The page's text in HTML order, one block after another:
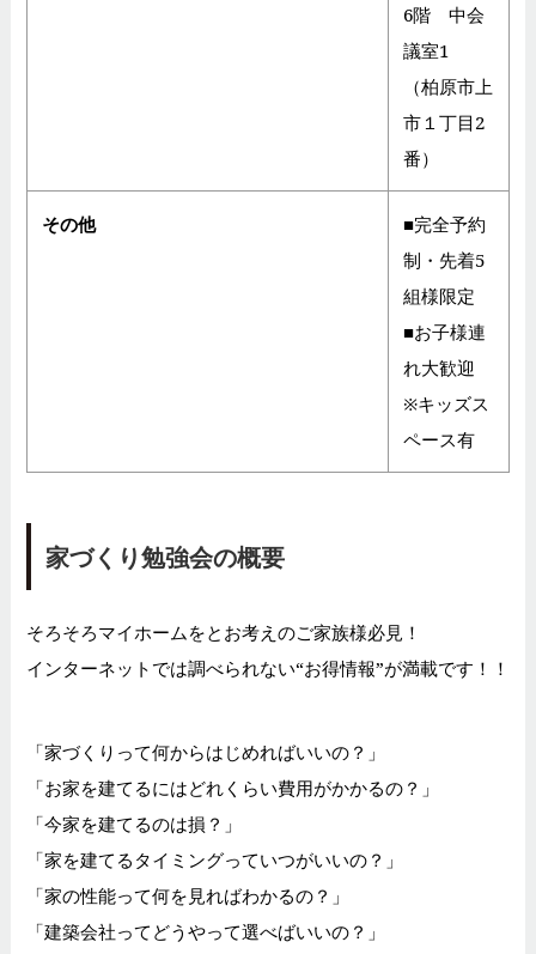
6階 中会
議室1
（柏原市上
市１丁目2
番）
その他
■完全予約
制・先着5
組様限定
■お子様連
れ大歓迎
※キッズス
ペース有
家づくり勉強会の概要
そろそろマイホームをとお考えのご家族様必見！
インターネットでは調べられない“お得情報”が満載です！！
「家づくりって何からはじめればいいの？」
「お家を建てるにはどれくらい費用がかかるの？」
「今家を建てるのは損？」
「家を建てるタイミングっていつがいいの？」
「家の性能って何を見ればわかるの？」
「建築会社ってどうやって選べばいいの？」